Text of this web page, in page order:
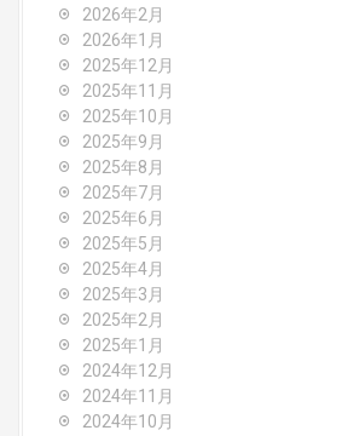
2026年2月
2026年1月
2025年12月
2025年11月
2025年10月
2025年9月
2025年8月
2025年7月
2025年6月
2025年5月
2025年4月
2025年3月
2025年2月
2025年1月
2024年12月
2024年11月
2024年10月